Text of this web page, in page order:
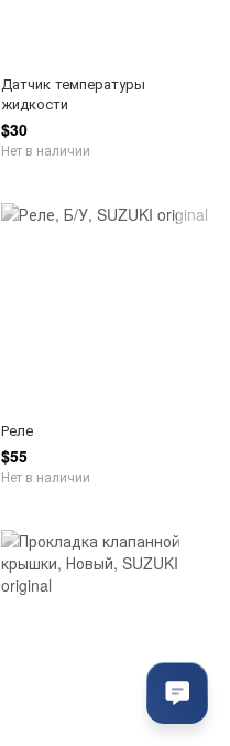
Датчик температуры
жидкости
$30
Нет в наличии
Реле
$55
Нет в наличии